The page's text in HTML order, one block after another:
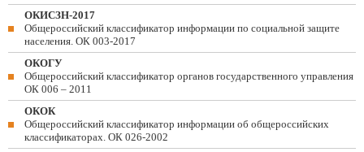
ОКИСЗН-2017
Общероссийский классификатор информации по социальной защите
населения. ОК 003-2017
ОКОГУ
Общероссийский классификатор органов государственного управления
ОК 006 – 2011
ОКОК
Общероссийский классификатор информации об общероссийских
классификаторах. ОК 026-2002